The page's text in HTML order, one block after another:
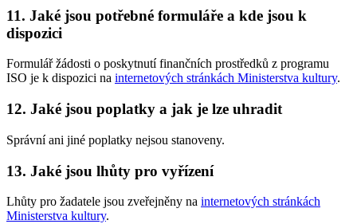
11. Jaké jsou potřebné formuláře a kde jsou k
dispozici
Formulář žádosti o poskytnutí finančních prostředků z programu
ISO je k dispozici na internetových stránkách Ministerstva kultury.
12. Jaké jsou poplatky a jak je lze uhradit
Správní ani jiné poplatky nejsou stanoveny.
13. Jaké jsou lhůty pro vyřízení
Lhůty pro žadatele jsou zveřejněny na internetových stránkách
Ministerstva kultury.